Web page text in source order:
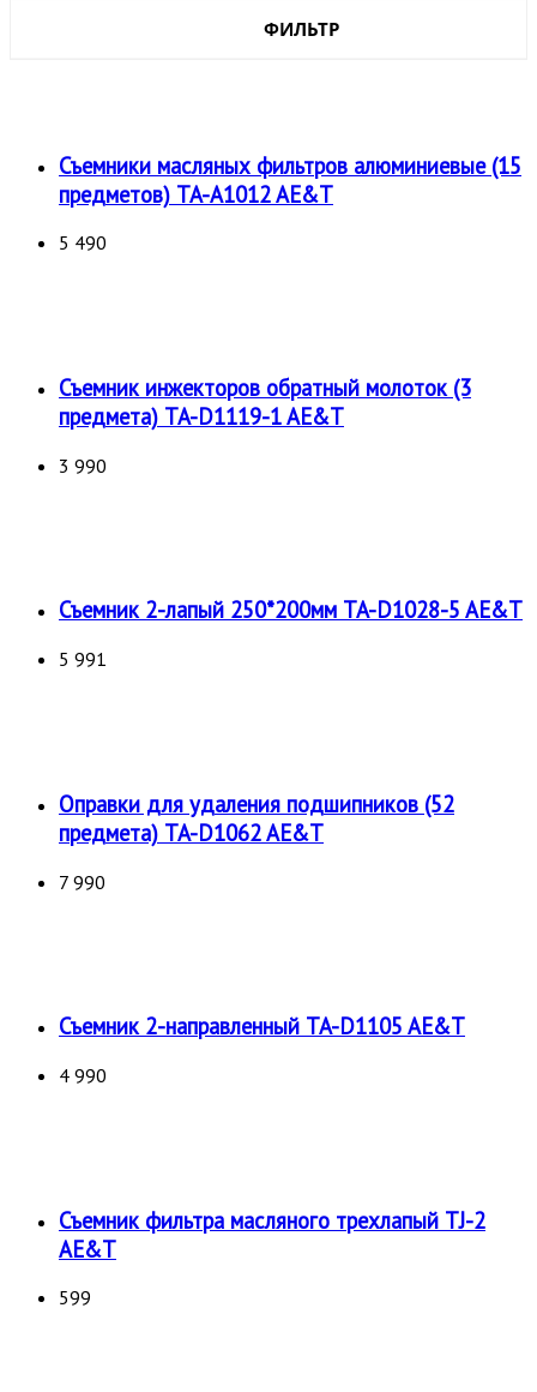
ФИЛЬТР
KINGTOOL
MHRTOOLS
Съемники масляных фильтров алюминиевые (15
предметов) TA-A1012 AE&T
5 490
Съемник инжекторов обратный молоток (3
предмета) TA-D1119-1 AE&T
3 990
Съемник 2-лапый 250*200мм TA-D1028-5 AE&T
5 991
Оправки для удаления подшипников (52
предмета) TA-D1062 AE&T
7 990
Съемник 2-направленный TA-D1105 AE&T
4 990
Съемник фильтра масляного трехлапый TJ-2
AE&T
599